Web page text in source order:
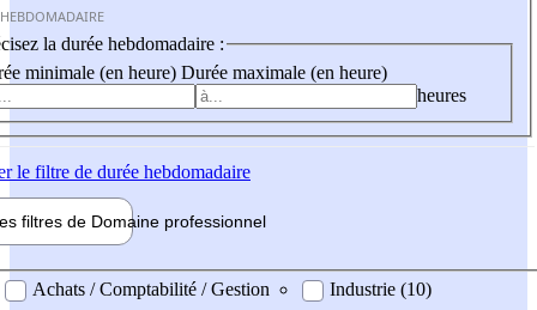
la durée hebdomadaire :
minimale (en heure) Durée maximale (en heure)
heures
le filtre de durée hebdomadaire
filtres de Domaine professionnel
professionel
Achats / Comptabilité / Gestion
Industrie (10)